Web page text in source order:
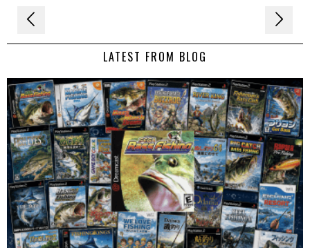
Navigation
de LATEST FROM BLOG